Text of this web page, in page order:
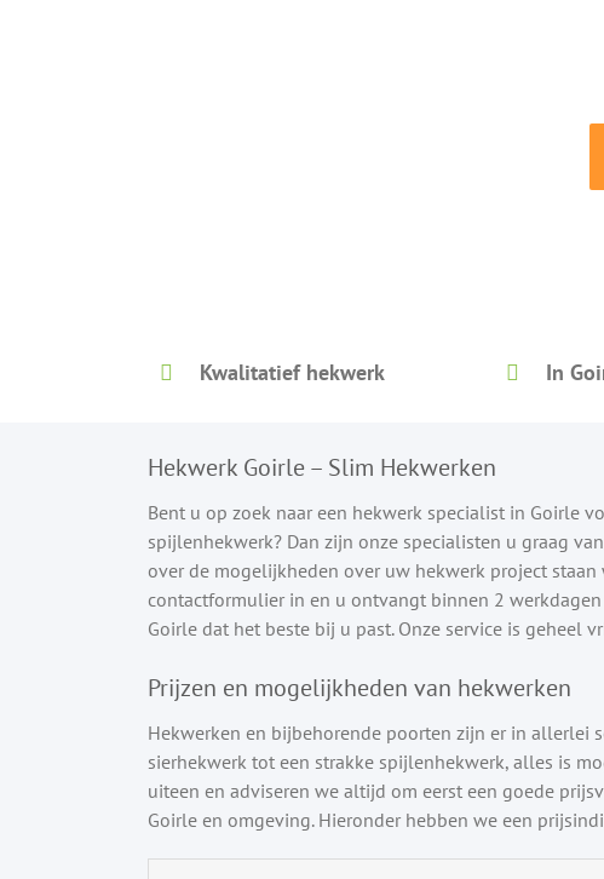
Kwalitatief hekwerk In
Hekwerk Goirle – Slim Hekwerken
Bent u op zoek naar een hekwerk specialist in Goirle
spijlenhekwerk? Dan zijn onze specialisten u graag
over de mogelijkheden over uw hekwerk project
contactformulier in en u ontvangt binnen 2
Goirle dat het beste bij u past. Onze service is geheel
Prijzen en mogelijkheden van hekwerken
Hekwerken en bijbehorende poorten zijn er in allerlei
sierhekwerk tot een strakke spijlenhekwerk, alles is
uiteen en adviseren we altijd om eerst een goede
Goirle en omgeving. Hieronder hebben we een